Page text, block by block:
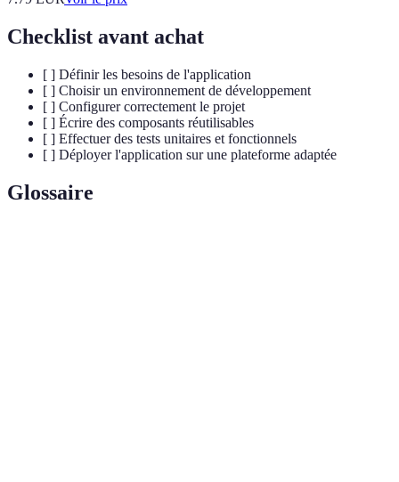
Checklist avant achat
[ ] Définir les besoins de l'application
[ ] Choisir un environnement de développement
[ ] Configurer correctement le projet
[ ] Écrire des composants réutilisables
[ ] Effectuer des tests unitaires et fonctionnels
[ ] Déployer l'application sur une plateforme adaptée
Glossaire